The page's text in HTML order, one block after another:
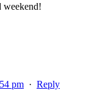
weekend!
pm · Reply